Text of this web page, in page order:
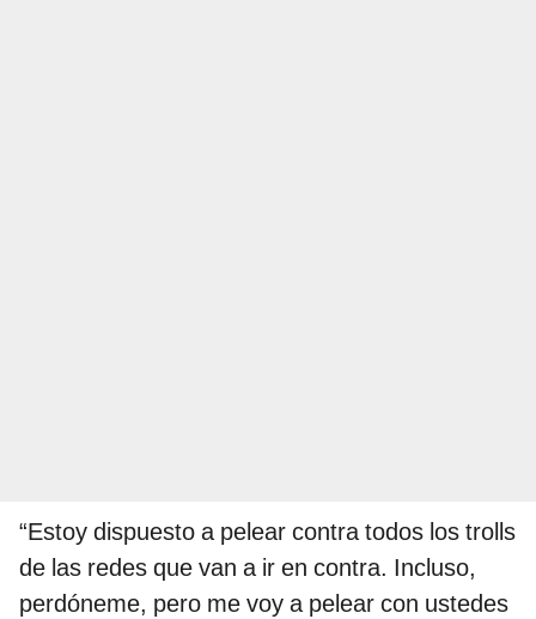
“Estoy dispuesto a pelear contra todos los trolls
de las redes que van a ir en contra. Incluso,
perdóneme, pero me voy a pelear con ustedes